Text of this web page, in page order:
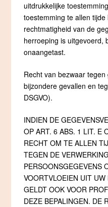
uitdrukkelijke
toestemming te allen
rechtmatigheid van de
herroeping is uitgevoerd,
onaangetast.
Recht van bezwaar
bijzondere gevallen en
DSGVO).
INDIEN DE
OP ART. 6 ABS. 1 LIT. E
RECHT OM TE ALLEN
TEGEN DE
PERSOONSGEGEVENS
VOORTVLOEIEN UIT
GELDT OOK VOOR
DEZE BEPALINGEN. DE